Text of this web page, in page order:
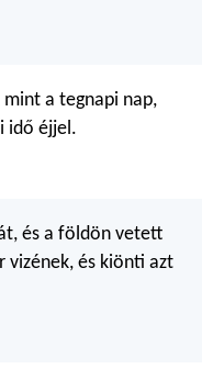
mint a tegnapi nap,
idő éjjel.
és a földön vetett
vizének, és kiönti azt